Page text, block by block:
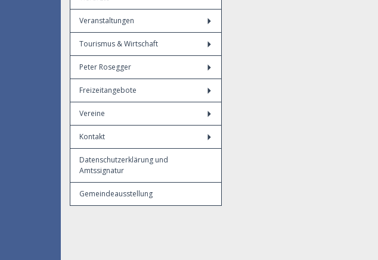
Veranstaltungen
Tourismus & Wirtschaft
Peter Rosegger
Freizeitangebote
Vereine
Kontakt
Datenschutzerklärung und
Amtssignatur
Gemeindeausstellung